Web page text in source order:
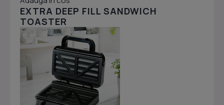
EXTRA DEEP FILL SANDWICH
TOASTER